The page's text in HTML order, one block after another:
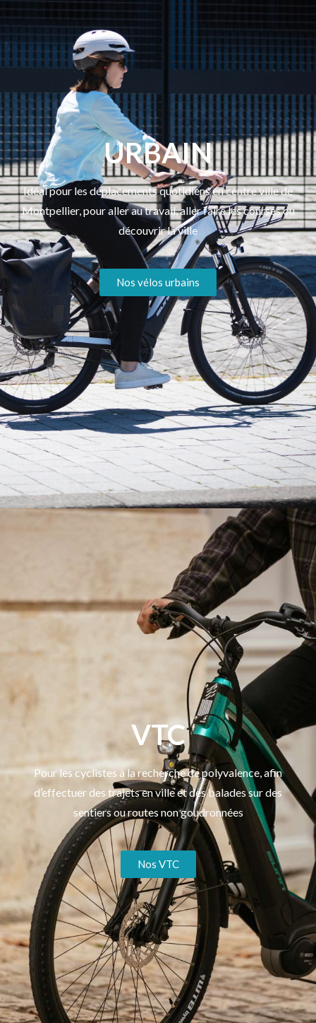
URBAIN
Idéal pour les déplacements quotidiens en centre ville de
Montpellier, pour aller au travail, aller faire les courses ou
découvrir la ville
Nos vélos urbains
VTC
Pour les cyclistes à la recherche de polyvalence, afin
d’effectuer des trajets en ville et des balades sur des
sentiers ou routes non goudronnées
Nos VTC